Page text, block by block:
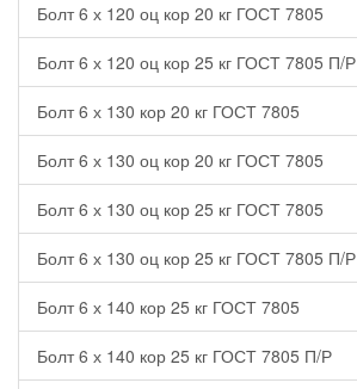
Болт 6 х 120 оц кор 20 кг ГОСТ 7805
Болт 6 х 120 оц кор 25 кг ГОСТ 7805 П/Р
Болт 6 х 130 кор 20 кг ГОСТ 7805
Болт 6 х 130 оц кор 20 кг ГОСТ 7805
Болт 6 х 130 оц кор 25 кг ГОСТ 7805
Болт 6 х 130 оц кор 25 кг ГОСТ 7805 П/Р
Болт 6 х 140 кор 25 кг ГОСТ 7805
Болт 6 х 140 кор 25 кг ГОСТ 7805 П/Р